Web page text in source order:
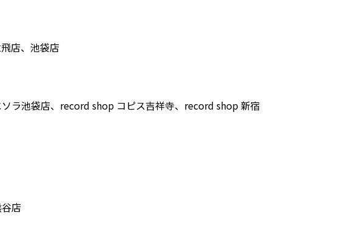
店、池袋店
ラ池袋店、record shop コピス吉祥寺、record shop 新宿
店